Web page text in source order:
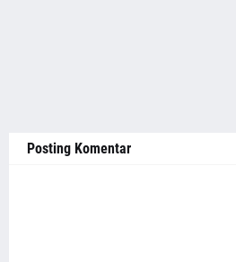
Posting Komentar